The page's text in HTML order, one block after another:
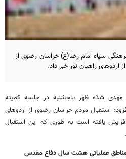
سپاه امام رضا(ع) خراسان رضوی از
اردوهای راهیان نور خبر داد.
مهدی شدّه ظهر پنجشنبه در جلسه کمیته
استقبال مردم خراسان رضوی از اردوهای
یافته است به طوری که این استقبال